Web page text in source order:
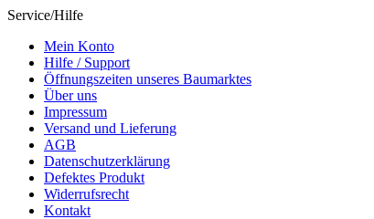
Service/Hilfe
Mein Konto
Hilfe / Support
Öffnungszeiten unseres Baumarktes
Über uns
Impressum
Versand und Lieferung
AGB
Datenschutzerklärung
Defektes Produkt
Widerrufsrecht
Kontakt